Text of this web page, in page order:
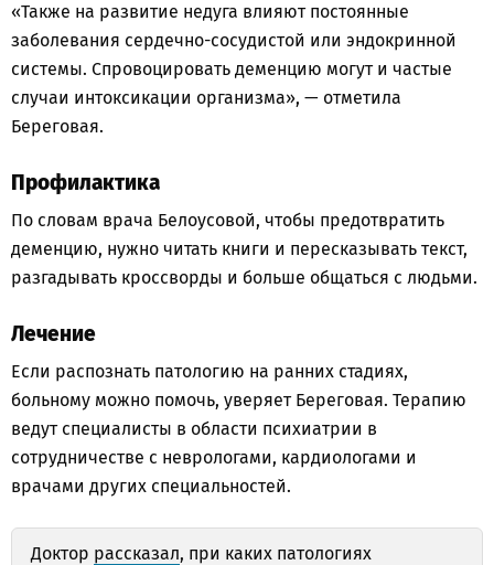
«Также на развитие недуга влияют постоянные
заболевания сердечно-сосудистой или эндокринной
системы. Спровоцировать деменцию могут и частые
случаи интоксикации организма», — отметила
Береговая.
Профилактика
По словам врача Белоусовой, чтобы предотвратить
деменцию, нужно читать книги и пересказывать текст,
разгадывать кроссворды и больше общаться с людьми.
Лечение
Если распознать патологию на ранних стадиях,
больному можно помочь, уверяет Береговая. Терапию
ведут специалисты в области психиатрии в
сотрудничестве с неврологами, кардиологами и
врачами других специальностей.
Доктор рассказал, при каких патологиях